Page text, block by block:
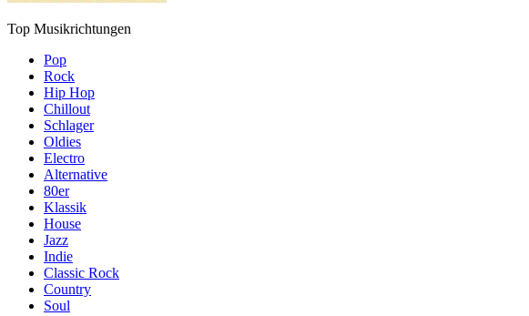
Top Musikrichtungen
Pop
Rock
Hip Hop
Chillout
Schlager
Oldies
Electro
Alternative
80er
Klassik
House
Jazz
Indie
Classic Rock
Country
Soul